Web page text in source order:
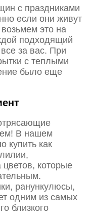
с праздниками
если они живут
это на
подходящий
за вас. При
с теплыми
было еще
В нашем
купить как
цветов, которые
ранункулюсы,
одним из самых
близкого